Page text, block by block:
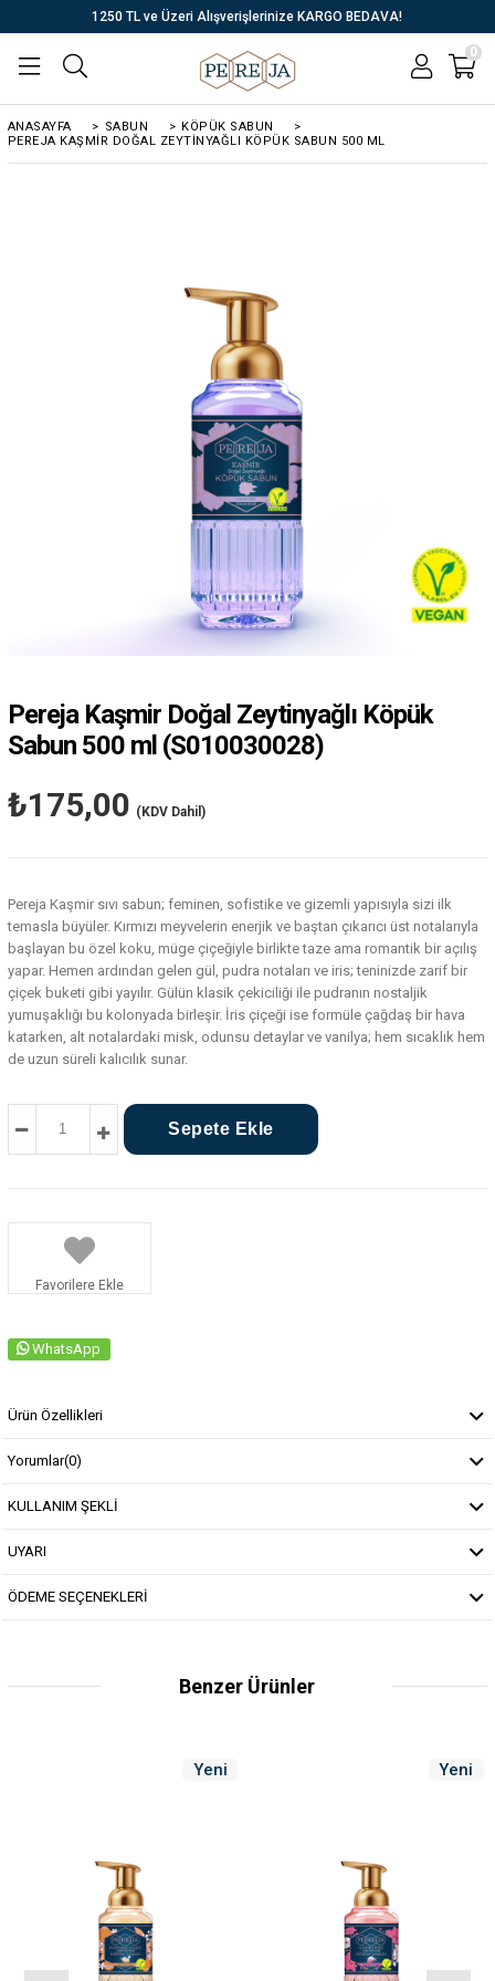
1250 TL ve Üzeri Alışverişlerinize KARGO BEDAVA!
0
ANASAYFA > SABUN > KÖPÜK SABUN
>
PEREJA KAŞMIR DOĞAL ZEYTINYAĞLI KÖPÜK SABUN 500 ML
Pereja Kaşmir Doğal Zeytinyağlı Köpük
Sabun 500 ml (S010030028)
₺175,00 (KDV Dahil)
Pereja Kaşmir sıvı sabun; feminen, sofistike ve gizemli yapısıyla sizi ilk
temasla büyüler. Kırmızı meyvelerin enerjik ve baştan çıkarıcı üst notalarıyla
başlayan bu özel koku, müge çiçeğiyle birlikte taze ama romantik bir açılış
yapar. Hemen ardından gelen gül, pudra notaları ve iris; teninizde zarif bir
çiçek buketi gibi yayılır. Gülün klasik çekiciliği ile pudranın nostaljik
yumuşaklığı bu kolonyada birleşir. İris çiçeği ise formüle çağdaş bir hava
katarken, alt notalardaki misk, odunsu detaylar ve vanilya; hem sıcaklık hem
de uzun süreli kalıcılık sunar.
Favorilere Ekle
WhatsApp
Ürün Özellikleri
Yorumlar(0)
KULLANIM ŞEKLİ
UYARI
ÖDEME SEÇENEKLERİ
Benzer Ürünler
Yeni
Yeni